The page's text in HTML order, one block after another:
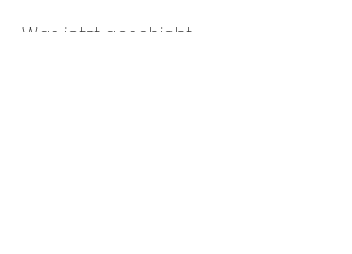
Was jetzt geschieht: